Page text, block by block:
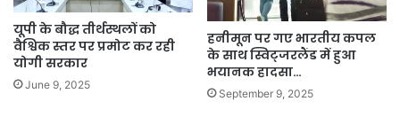
यूपी के बौद्ध तीर्थस्थलों को
वैश्विक स्तर पर प्रमोट कर रही
योगी सरकार
June 9, 2025
हनीमून पर गए भारतीय कपल
के साथ स्विट्जरलैंड में हुआ
भयानक हादसा…
September 9, 2025